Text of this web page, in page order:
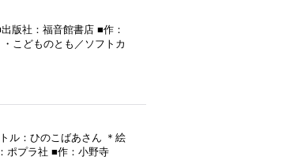
版社：福音館書店 ■作：
こどものとも／ソフトカ
ル：ひのこばあさん ＊絵
ポプラ社 ■作：小野寺